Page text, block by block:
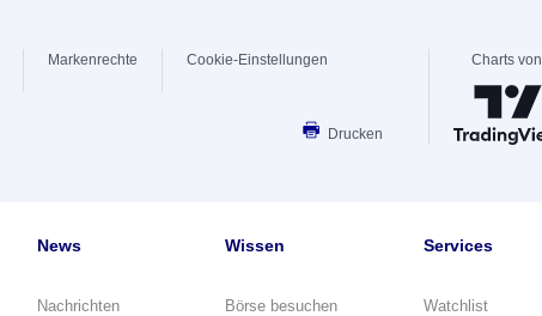
Markenrechte Cookie-Einstellungen
Drucken
Charts von
News
Nachrichten
Wissen
Börse besuchen
Services
Watchlist